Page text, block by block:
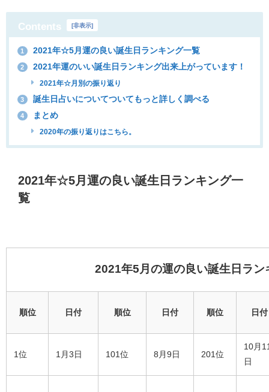
Contents [非表示]
1 2021年☆5月運の良い誕生日ランキング一覧
2 2021年運のいい誕生日ランキング出来上がっています！
2021年☆月別の振り返り
3 誕生日占いについてついてもっと詳しく調べる
4 まとめ
2020年の振り返りはこちら。
2021年☆5月運の良い誕生日ランキング一
覧
2021年5月の運の良い誕生日ラン
順位 日付 順位 日付 順位 日付
1位 1月3日 101位 8月9日 201位
10月
日